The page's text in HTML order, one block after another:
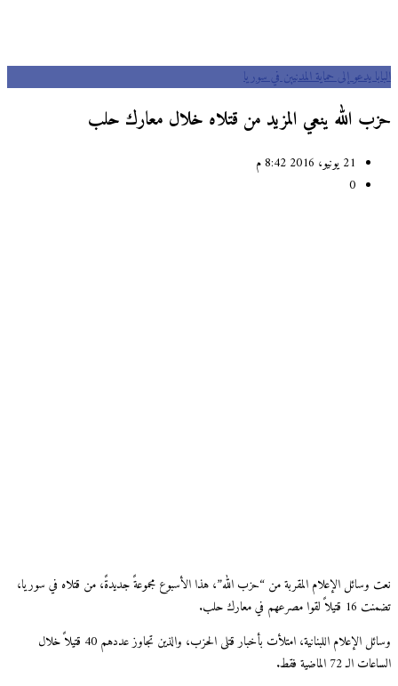
البابا يدعو إلى حماية المدنيين في سوريا
حزب الله ينعي المزيد من قتلاه خلال معارك حلب
21 يونيو، 2016 8:42 م
نعت وسائل الإعلام المقربة من “حزب الله”، هذا الأسبوع مجموعةً جديدةً، من قتلاه في سوريا،
تضمنت 16 قتيلاً لقوا مصرعهم في معارك حلب.
وسائل الإعلام اللبنانية، امتلأت بأخبار قتلى الحزب، والذين تجاوز عددهم 40 قتيلاً خلال
الساعات الـ 72 الماضية فقط.